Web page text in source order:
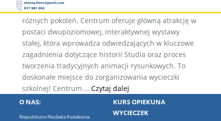
muzeum i parku rozrywki, mająca na celu zbliżenie
różnych pokoleń. Centrum oferuje główną atrakcję w
postaci dwupoziomowej, interaktywnej wystawy
stałej, która wprowadza odwiedzających w kluczowe
zagadnienia dotyczące historii Studia oraz proces
tworzenia tradycyjnych animacji rysunkowych. To
doskonałe miejsce do zorganizowania wycieczki
szkolnej! Centrum … Czytaj dalejCentrum Bajki i Animacji w
O NAS:
Niepubliczna Placówka Kształcenia
KURS OPIEKUNA
WYCIECZEK